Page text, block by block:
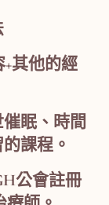
其他的經
眠、時間
課程。
公會註冊